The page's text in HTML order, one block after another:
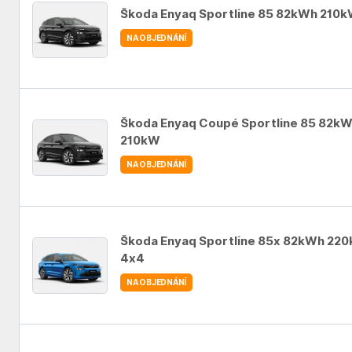
Škoda Enyaq Sportline 85 82kWh
NA OBJEDNÁNÍ
Škoda Enyaq Coupé Sportline 85
210kW
NA OBJEDNÁNÍ
Škoda Enyaq Sportline 85x 82kWh
4x4
NA OBJEDNÁNÍ